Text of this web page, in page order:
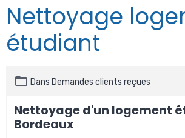
Nettoyage
étudiant
Dans Demandes clients reçues
Nettoyage d'un logement
Bordeaux